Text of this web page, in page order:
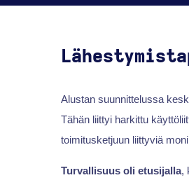
Alustan suunnittelussa
Tähän liittyi harkittu
toimitusketjuun liittyviä
Turvallisuus oli etusijalla,